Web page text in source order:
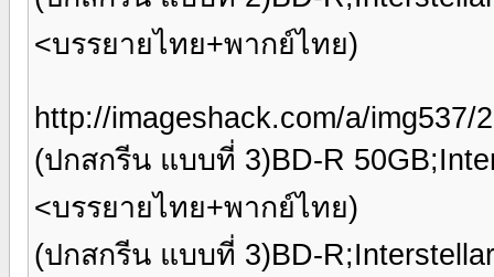
<บรรยายไทย+พากย์ไทย)
http://imageshack.com/a/img537/
(ปกสกรีน แบบที่ 3)BD-R
<บรรยายไทย+พากย์ไทย)
(ปกสกรีน แบบที่ 3)BD-